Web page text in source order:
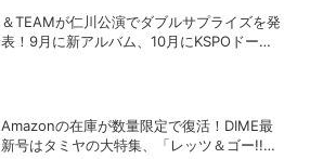
＆TEAMが仁川公演でダブルサプライズを発
表！9月に新アルバム、10月にKSPOドーム
Amazonの在庫が数量限定で復活！DIME最
新号はタミヤの大特集、「レッツ＆ゴー!!」